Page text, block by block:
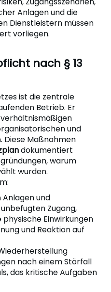
Anlagen und die
Dienstleistern müssen
vorliegen.
nach § 13
ist die zentrale
Betrieb. Er
und
Diese Maßnahmen
dokumentiert
warum
wurden.
Anlagen und
Zugang,
Einwirkungen
und Reaktion auf
nach einem Störfall
das kritische Aufgaben